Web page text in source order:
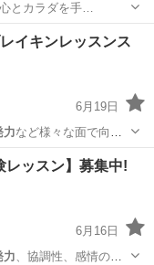
とカラダを手…
イキンレッスンス
6月19日
力など様々な面で向上
BREAKIN
レッスン】募集中!
6月16日
力 、協調性、感情のコ